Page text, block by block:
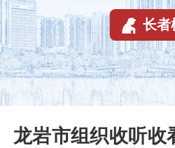
 长者
龙岩市组织收听收